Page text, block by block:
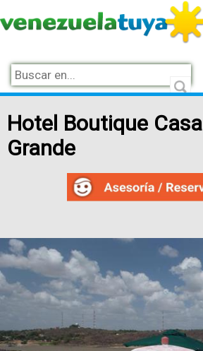
Hotel Boutique Casa
Grande